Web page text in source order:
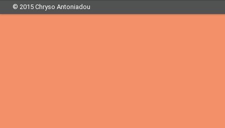
© 2015 Chryso Antoniadou